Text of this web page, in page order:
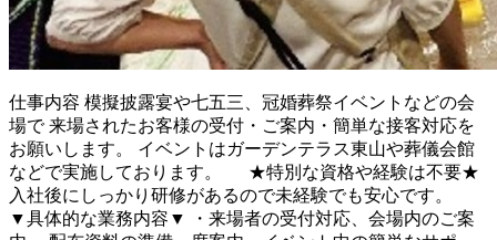
仕事内容 模擬披露宴や七五三、冠婚葬祭イベントなどの会
場で 来場されたお客様の受付・ご案内・簡単な接客対応を
お願いします。 イベントはガーデンテラス東山や葬儀会館
などで実施しております。 ★特別な資格や経験は不要★
入社後にしっかり研修があるので未経験でも安心です。
▼具体的な業務内容▼ ・来場者の受付対応、会場内のご案